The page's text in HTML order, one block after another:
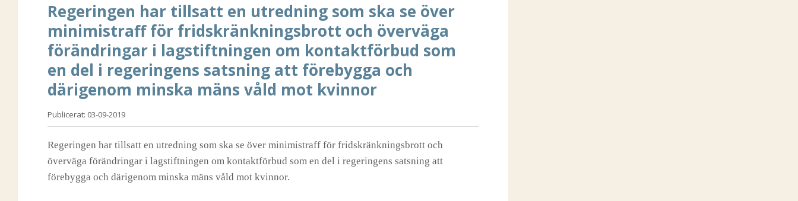
Regeringen har tillsatt en utredning som ska se över
minimistraff för fridskränkningsbrott och överväga
förändringar i lagstiftningen om kontaktförbud som
en del i regeringens satsning att förebygga och
därigenom minska mäns våld mot kvinnor
Publicerat: 03-09-2019
Regeringen har tillsatt en utredning som ska se över minimistraff för fridskränkningsbrott och
överväga förändringar i lagstiftningen om kontaktförbud som en del i regeringens satsning att
förebygga och därigenom minska mäns våld mot kvinnor.